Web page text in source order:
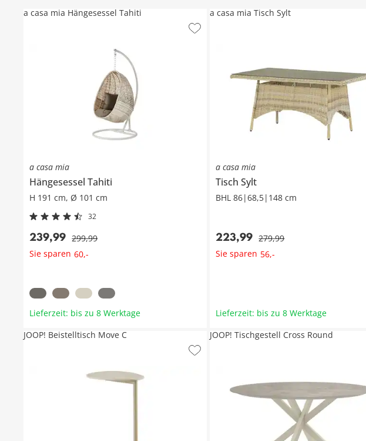
a casa mia
HängesesselTahiti
H 191 cm, Ø 101 cm
32
239,99 299,99
Sie sparen 60,-
a casa mia Hängesessel Tahiti
Lieferzeit: bis zu 8 Werktage
a casa mia
TischSylt
BHL 86|68,5|148 cm
223,99 279,99
Sie sparen 56,-
a casa mia Tisch Sylt
Lieferzeit: bis zu 8 Werktage
JOOP! Beistelltisch Move C JOOP! Tischgestell Cross Round